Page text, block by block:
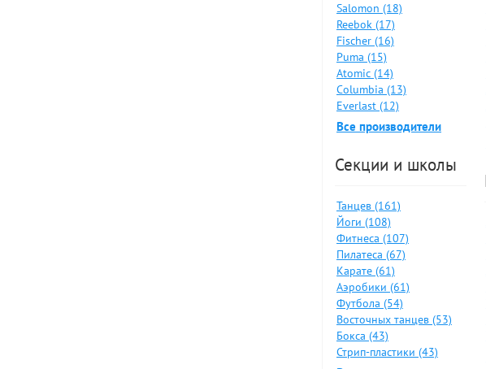
Salomon (18)
Reebok (17)
Fischer (16)
Puma (15)
Atomic (14)
Columbia (13)
Everlast (12)
Все производители
Секции и школы
Танцев (161)
Йоги (108)
Фитнеса (107)
Пилатеса (67)
Карате (61)
Аэробики (61)
Футбола (54)
Восточных танцев (53)
Бокса (43)
Стрип-пластики (43)